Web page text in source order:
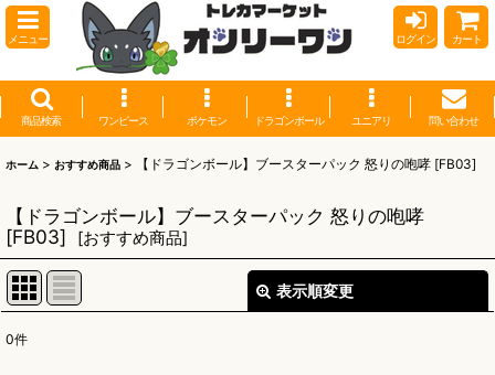
メニュー ログイン カート
商品検索 ワンピース ポケモン ドラゴンボール ユニアリ 問い合わせ
ホーム > おすすめ商品 > 【ドラゴンボール】ブースターパック 怒りの咆哮 [FB03]
【ドラゴンボール】ブースターパック 怒りの咆哮
[FB03]
[おすすめ商品]
表示順変更
0件